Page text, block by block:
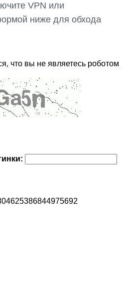
VPN или
ниже для обхода
что вы не являетесь роботом